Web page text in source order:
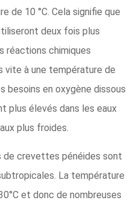
de 10 °C. Cela signifie que
deux fois plus
réactions chimiques
vite à une température de
besoins en oxygène dissous
plus élevés dans les eaux
plus froides.
de crevettes pénéides sont
La température
et donc de nombreuses